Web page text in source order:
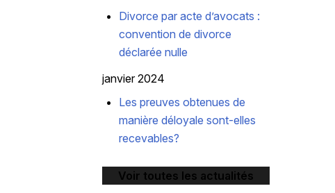
Divorce par acte d’avocats :
convention de divorce
déclarée nulle
janvier 2024
Les preuves obtenues de
manière déloyale sont-elles
recevables?
Voir toutes les actualités